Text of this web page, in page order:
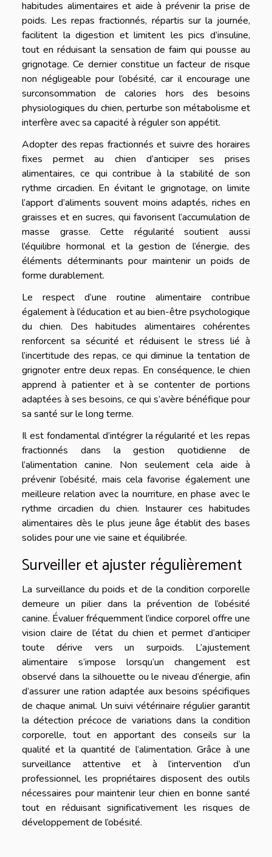
habitudes alimentaires et aide à prévenir la prise de
poids. Les repas fractionnés, répartis sur la journée,
facilitent la digestion et limitent les pics d’insuline,
tout en réduisant la sensation de faim qui pousse au
grignotage. Ce dernier constitue un facteur de risque
non négligeable pour l’obésité, car il encourage une
surconsommation de calories hors des besoins
physiologiques du chien, perturbe son métabolisme et
interfère avec sa capacité à réguler son appétit.
Adopter des repas fractionnés et suivre des horaires
fixes permet au chien d’anticiper ses prises
alimentaires, ce qui contribue à la stabilité de son
rythme circadien. En évitant le grignotage, on limite
l’apport d’aliments souvent moins adaptés, riches en
graisses et en sucres, qui favorisent l’accumulation de
masse grasse. Cette régularité soutient aussi
l’équilibre hormonal et la gestion de l’énergie, des
éléments déterminants pour maintenir un poids de
forme durablement.
Le respect d’une routine alimentaire contribue
également à l’éducation et au bien-être psychologique
du chien. Des habitudes alimentaires cohérentes
renforcent sa sécurité et réduisent le stress lié à
l’incertitude des repas, ce qui diminue la tentation de
grignoter entre deux repas. En conséquence, le chien
apprend à patienter et à se contenter de portions
adaptées à ses besoins, ce qui s’avère bénéfique pour
sa santé sur le long terme.
Il est fondamental d’intégrer la régularité et les repas
fractionnés dans la gestion quotidienne de
l’alimentation canine. Non seulement cela aide à
prévenir l’obésité, mais cela favorise également une
meilleure relation avec la nourriture, en phase avec le
rythme circadien du chien. Instaurer ces habitudes
alimentaires dès le plus jeune âge établit des bases
solides pour une vie saine et équilibrée.
Surveiller et ajuster régulièrement
La surveillance du poids et de la condition corporelle
demeure un pilier dans la prévention de l’obésité
canine. Évaluer fréquemment l’indice corporel offre une
vision claire de l’état du chien et permet d’anticiper
toute dérive vers un surpoids. L’ajustement
alimentaire s’impose lorsqu’un changement est
observé dans la silhouette ou le niveau d’énergie, afin
d’assurer une ration adaptée aux besoins spécifiques
de chaque animal. Un suivi vétérinaire régulier garantit
la détection précoce de variations dans la condition
corporelle, tout en apportant des conseils sur la
qualité et la quantité de l’alimentation. Grâce à une
surveillance attentive et à l’intervention d’un
professionnel, les propriétaires disposent des outils
nécessaires pour maintenir leur chien en bonne santé
tout en réduisant significativement les risques de
développement de l’obésité.